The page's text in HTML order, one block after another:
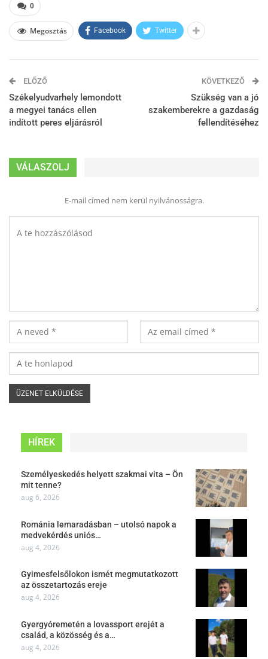
0
Megosztás Facebook Twitter
ELŐZŐ
Székelyudvarhely lemondott
a megyei tanács ellen
indított peres eljárásról
KÖVETKEZŐ
Szükség van a jó
szakemberekre a gazdaság
fellendítéséhez
VÁLASZOLJ
E-mail címed nem kerül nyilvánosságra.
HÍREK
Személyeskedés helyett szakmai vita – Ön
mit tenne?
aug 6, 2026
Románia lemaradásban – utolsó napok a
medvekérdés uniós…
aug 4, 2026
Gyimesfelsőlokon ismét megmutatkozott
az összetartozás ereje
aug 4, 2026
Gyergyóremetén a lovassport erejét a
család, a közösség és a…
aug 4, 2026